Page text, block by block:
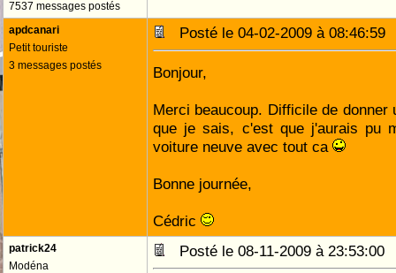
7537 messages postés
apdcanari
Petit touriste
3 messages postés
Posté le 04-02-2009 à
Bonjour,
Merci beaucoup. Difficile de
que je sais, c'est que j'aurais pu
voiture neuve avec tout ca
Bonne journée,
Cédric
patrick24
Modéna
Posté le 08-11-2009 à